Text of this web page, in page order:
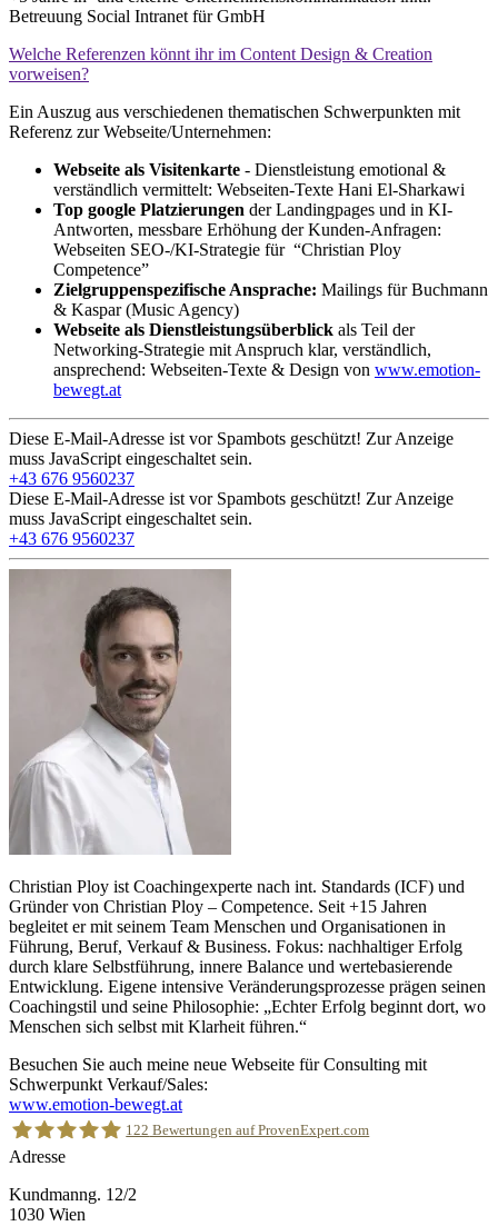
Betreuung Social Intranet für GmbH
Welche Referenzen könnt ihr im Content Design & Creation
vorweisen?
Ein Auszug aus verschiedenen thematischen Schwerpunkten mit
Referenz zur Webseite/Unternehmen:
Webseite als Visitenkarte - Dienstleistung emotional &
verständlich vermittelt: Webseiten-Texte Hani El-Sharkawi
Top google Platzierungen der Landingpages und in KI-
Antworten, messbare Erhöhung der Kunden-Anfragen:
Webseiten SEO-/KI-Strategie für “Christian Ploy
Competence”
Zielgruppenspezifische Ansprache: Mailings für Buchmann
& Kaspar (Music Agency)
Webseite als Dienstleistungsüberblick als Teil der
Networking-Strategie mit Anspruch klar, verständlich,
ansprechend: Webseiten-Texte & Design von www.emotion-
bewegt.at
Diese E-Mail-Adresse ist vor Spambots geschützt! Zur Anzeige
muss JavaScript eingeschaltet sein.
+43 676 9560237
Diese E-Mail-Adresse ist vor Spambots geschützt! Zur Anzeige
muss JavaScript eingeschaltet sein.
+43 676 9560237
Christian Ploy ist Coachingexperte nach int. Standards (ICF) und
Gründer von Christian Ploy – Competence. Seit +15 Jahren
begleitet er mit seinem Team Menschen und Organisationen in
Führung, Beruf, Verkauf & Business. Fokus: nachhaltiger Erfolg
durch klare Selbstführung, innere Balance und wertebasierende
Entwicklung. Eigene intensive Veränderungsprozesse prägen seinen
Coachingstil und seine Philosophie: „Echter Erfolg beginnt dort, wo
Menschen sich selbst mit Klarheit führen.“
Besuchen Sie auch meine neue Webseite für Consulting mit
Schwerpunkt Verkauf/Sales:
www.emotion-bewegt.at
Christian Ploy
122 Bewertungen auf ProvenExpert.com
Adresse
Kundmanng. 12/2
1030 Wien